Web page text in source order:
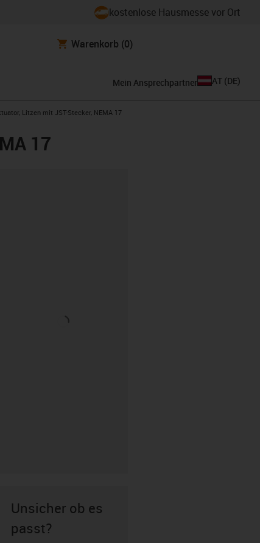
kostenlose Hausmesse vor Ort
Warenkorb (0)
Mein Ansprechpartner AT (DE)
Litzen mit JST-Stecker, NEMA 17
17
Unsicher ob es
passt?